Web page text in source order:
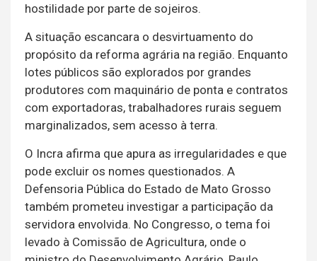
hostilidade por parte de sojeiros.
A situação escancara o desvirtuamento do
propósito da reforma agrária na região. Enquanto
lotes públicos são explorados por grandes
produtores com maquinário de ponta e contratos
com exportadoras, trabalhadores rurais seguem
marginalizados, sem acesso à terra.
O Incra afirma que apura as irregularidades e que
pode excluir os nomes questionados. A
Defensoria Pública do Estado de Mato Grosso
também prometeu investigar a participação da
servidora envolvida. No Congresso, o tema foi
levado à Comissão de Agricultura, onde o